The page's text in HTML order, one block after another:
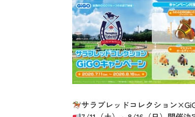
サラブレッドコレクション